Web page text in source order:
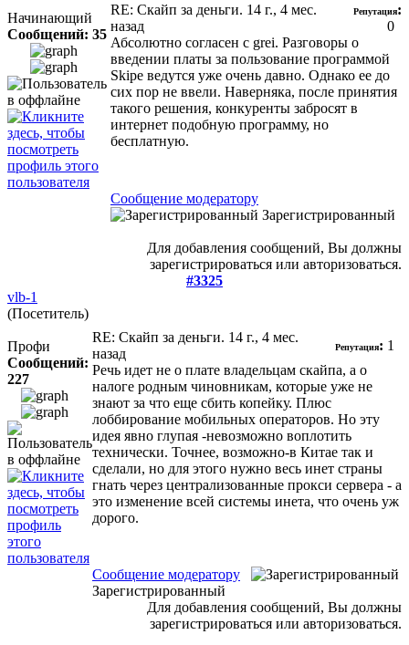
Начинающий
Сообщений: 35
RE: Скайп за деньги. 14 г., 4 мес.
назад
Репутация:
0
Абсолютно согласен с grei. Разговоры о
введении платы за пользование программой
Skipe ведутся уже очень давно. Однако ее до
сих пор не ввели. Наверняка, после принятия
такого решения, конкуренты забросят в
интернет подобную программу, но
бесплатную.
Сообщение модератору
Зарегистрированный
Для добавления сообщений, Вы должны
зарегистрироваться или авторизоваться.
#3325
vlb-1
(Посетитель)
Профи
Сообщений:
227
RE: Скайп за деньги. 14 г., 4 мес.
назад
Репутация: 1
Речь идет не о плате владельцам скайпа, а о
налоге родным чиновникам, которые уже не
знают за что еще сбить копейку. Плюс
лоббирование мобильных операторов. Но эту
идея явно глупая -невозможно воплотить
технически. Точнее, возможно-в Китае так и
сделали, но для этого нужно весь инет страны
гнать через централизованные прокси сервера - а
это изменение всей системы инета, что очень уж
дорого.
Сообщение модератору
Зарегистрированный
Для добавления сообщений, Вы должны
зарегистрироваться или авторизоваться.